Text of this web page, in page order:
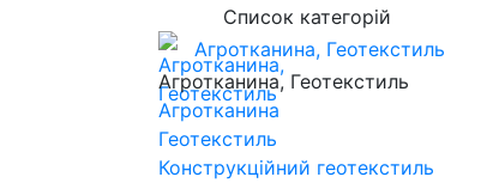
Список категорій
Агротканина, Геотекстиль
Агротканина, Геотекстиль
Агротканина
Геотекстиль
Конструкційний геотекстиль